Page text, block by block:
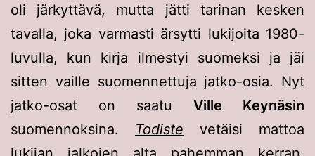
oli järkyttävä, mutta jätti tarinan kesken
tavalla, joka varmasti ärsytti lukijoita 1980-
luvulla, kun kirja ilmestyi suomeksi ja jäi
sitten vaille suomennettuja jatko-osia. Nyt
jatko-osat on saatu Ville Keynäsin
suomennoksina. Todiste vetäisi mattoa